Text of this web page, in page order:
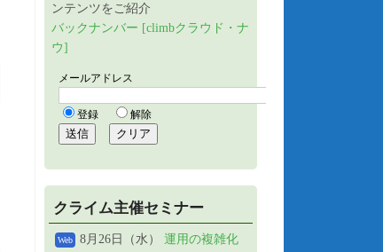
ンテンツをご紹介
バックナンバー [climbクラウド・ナ
ウ]
クライム主催セミナー
Web 8月26日（水） 運用の複雑化